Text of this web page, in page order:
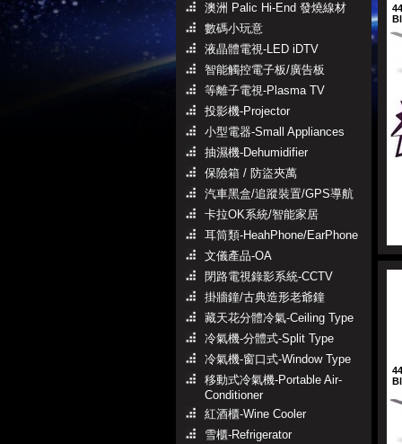
澳洲 Palic Hi-End 發燒線材
數碼小玩意
液晶體電視-LED iDTV
智能觸控電子板/廣告板
等離子電視-Plasma TV
投影機-Projector
小型電器-Small Appliances
抽濕機-Dehumidifier
保險箱 / 防盜夾萬
汽車黑盒/追蹤裝置/GPS導航
卡拉OK系統/智能家居
耳筒類-HeahPhone/EarPhone
文儀產品-OA
閉路電視錄影系統-CCTV
掛牆鐘/古典造形老爺鐘
藏天花分體冷氣-Ceiling Type
冷氣機-分體式-Split Type
冷氣機-窗口式-Window Type
移動式冷氣機-Portable Air-
Conditioner
紅酒櫃-Wine Cooler
雪櫃-Refrigerator